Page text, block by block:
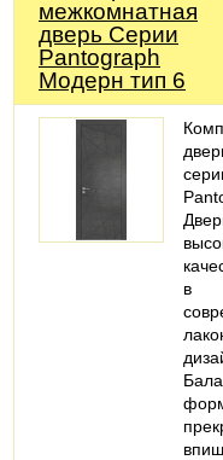
межкомнатная
дверь Серии
Pantograph
Модерн тип 6
в